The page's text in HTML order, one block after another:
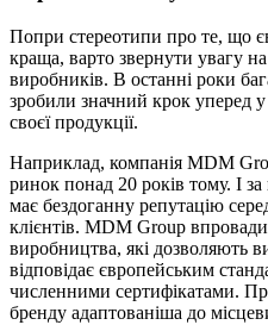
Попри стереотипи про те, що
краща, варто звернути увагу
виробників. В останні роки
зробили значний крок уперед у
своєї продукції.
Наприклад, компанія MDM
ринок понад 20 років тому. І
має бездоганну репутацію
клієнтів. MDM Group
виробництва, які дозволяють
відповідає європейським
численними сертифікатами.
бренду адаптованіша до